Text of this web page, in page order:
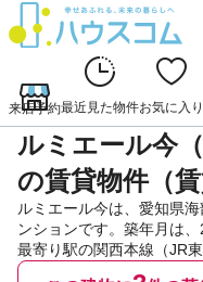
来店予約最近見た物件お気に入り
ルミエール今
の賃貸物件（
ルミエール今は、愛知県
ンションです。築年月は
最寄り駅の関西本線（JR